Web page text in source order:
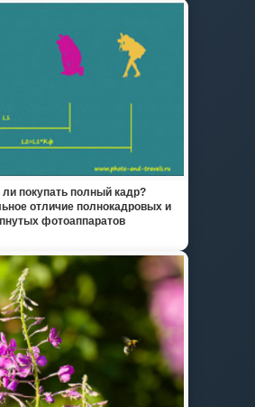
покупать полный кадр?
отличие полнокадровых и
фотоаппаратов